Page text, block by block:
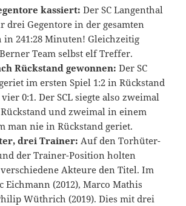
kassiert: Der SC Langenthal
drei Gegentore in der gesamten
in 241:28 Minuten! Gleichzeitig
Team selbst elf Treffer.
Rückstand gewonnen: Der SC
im ersten Spiel 1:2 in Rückstand
0:1. Der SCL siegte also zweimal
und zweimal in einem
man nie in Rückstand geriet.
drei Trainer: Auf den Torhüter-
der Trainer-Position holten
Akteure den Titel. Im
Eichmann (2012), Marco Mathis
Wüthrich (2019). Dies mit drei